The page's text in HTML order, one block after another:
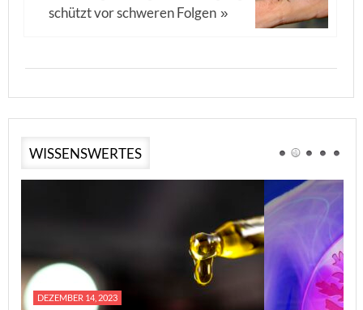
schützt vor schweren Folgen »
WISSENSWERTES
DEZEMBER 14, 2023